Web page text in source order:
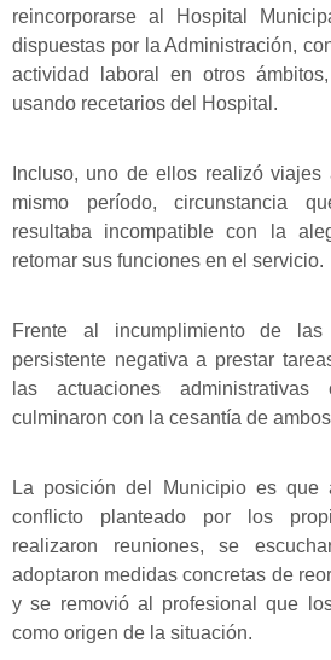
reincorporarse al Hospital
dispuestas por la Administración,
actividad laboral en otros
usando recetarios del Hospital.
Incluso, uno de ellos realizó
mismo período, circunstancia
resultaba incompatible con la
retomar sus funciones en el servicio.
Frente al incumplimiento de
persistente negativa a prestar
las actuaciones administrativas
culminaron con la cesantía de
La posición del Municipio es que
conflicto planteado por los
realizaron reuniones, se
adoptaron medidas concretas de
y se removió al profesional que
como origen de la situación.